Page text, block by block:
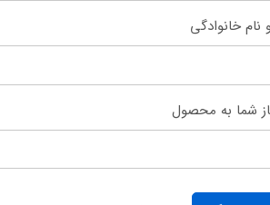
نام خانوادگی
شما به محصول